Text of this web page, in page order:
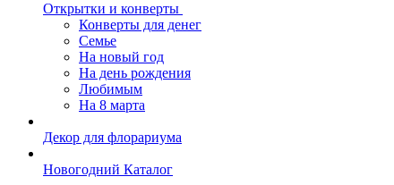
Открытки и конверты
Конверты для денег
Семье
На новый год
На день рождения
Любимым
На 8 марта
Декор для флорариума
Новогодний Каталог